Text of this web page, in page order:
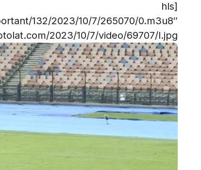
[hls
132/2023/10/7/265070/0.m3u8″
2023/10/7/video/69707/l.jpg”]